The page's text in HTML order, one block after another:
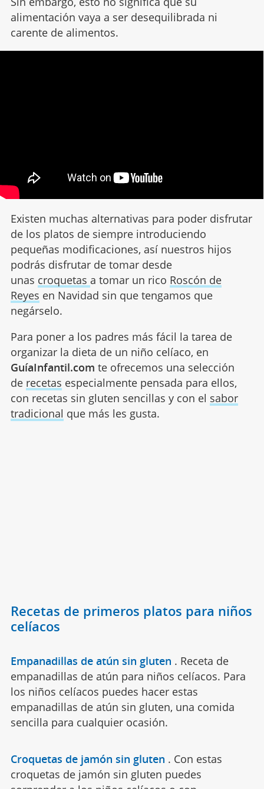
alimentación vaya a ser desequilibrada ni
carente de alimentos.
Existen muchas alternativas para poder disfrutar
de los platos de siempre introduciendo
pequeñas modificaciones, así nuestros hijos
podrás disfrutar de tomar desde
unas croquetas a tomar un rico Roscón de
Reyes en Navidad sin que tengamos que
negárselo.
Para poner a los padres más fácil la tarea de
organizar la dieta de un niño celíaco, en
GuíaInfantil.com te ofrecemos una selección
de recetas especialmente pensada para ellos,
con recetas sin gluten sencillas y con el sabor
tradicional que más les gusta.
Recetas de primeros platos para niños
celíacos
Empanadillas de atún sin gluten . Receta de
empanadillas de atún para niños celíacos. Para
los niños celíacos puedes hacer estas
empanadillas de atún sin gluten, una comida
sencilla para cualquier ocasión.
Croquetas de jamón sin gluten . Con estas
croquetas de jamón sin gluten puedes